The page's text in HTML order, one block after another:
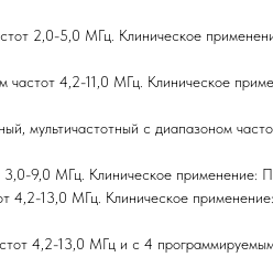
2,0-5,0 МГц. Клиническое
4,2-11,0 МГц. Клиническое
мультичастотный с диапазоном
9,0 МГц. Клиническое применение:
4,2-13,0 МГц. Клиническое
4,2-13,0 МГц и с 4